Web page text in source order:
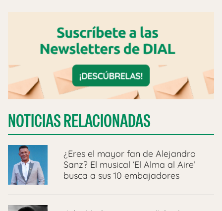
NOTICIAS RELACIONADAS
¿Eres el mayor fan de Alejandro
Sanz? El musical ‘El Alma al Aire’
busca a sus 10 embajadores